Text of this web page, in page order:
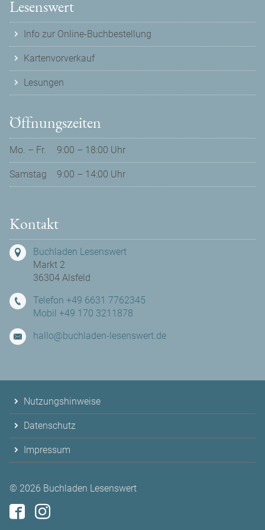
Lesenswert
Info zur Online-Buchbestellung
Kartenvorverkauf
Lesungen
Öffnungszeiten
Mo. – Fr. 9:00 – 18:00 Uhr
Samstag 9:00 – 14:00 Uhr
Kontakt
Buchladen Lesenswert
Markt 2
36304 Alsfeld
Telefon +49 6631 7762345
Mobil +49 170 3211878
hallo@buchladen-lesenswert.de
Nutzungshinweise
Datenschutz
Impressum
© 2026 Buchladen Lesenswert